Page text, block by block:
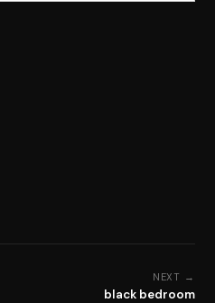
NEXT →
black bedroom